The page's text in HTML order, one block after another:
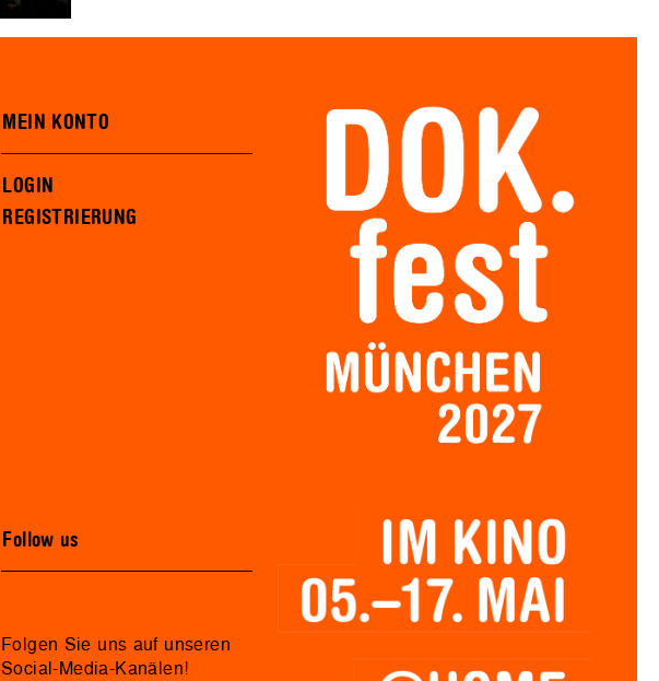
MEIN KONTO
LOGIN
REGISTRIERUNG
Follow us
Folgen Sie uns auf unseren
Social-Media-Kanälen!